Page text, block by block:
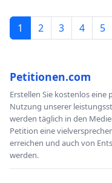
1 2 3 4 5
Petitionen.com
Erstellen Sie kostenlos
Nutzung unserer
werden täglich in den
Petition eine
erreichen und auch von
werden.